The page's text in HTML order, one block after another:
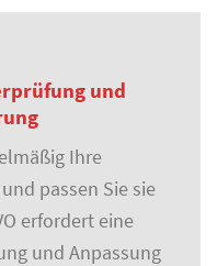
und
Ihre
passen Sie sie
erfordert eine
und Anpassung